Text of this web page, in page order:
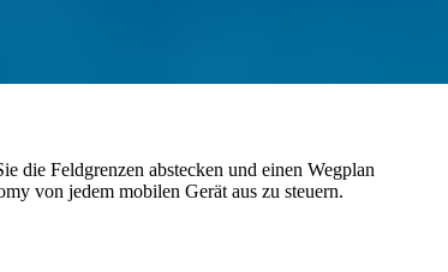
die Feldgrenzen abstecken und einen Wegplan
von jedem mobilen Gerät aus zu steuern.